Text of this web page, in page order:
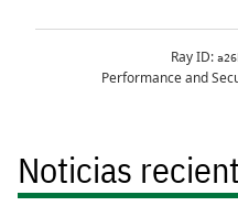
Noticias